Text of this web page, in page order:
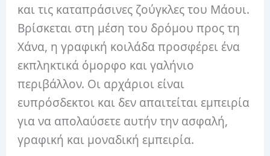
και τις καταπράσινες ζούγκλες του Μάουι.
Βρίσκεται στη μέση του δρόμου προς τη
Χάνα, η γραφική κοιλάδα προσφέρει ένα
εκπληκτικά όμορφο και γαλήνιο
περιβάλλον. Οι αρχάριοι είναι
ευπρόσδεκτοι και δεν απαιτείται εμπειρία
για να απολαύσετε αυτήν την ασφαλή,
γραφική και μοναδική εμπειρία.